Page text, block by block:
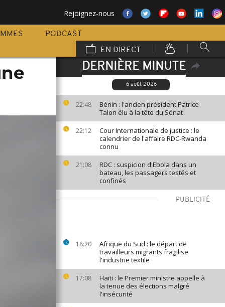
Rejoignez-nous
PODCAST
EN DIRECT
DERNIÈRE MINUTE
6 août 2026
22:48
Bénin : l'ancien président Patrice
Talon élu à la tête du Sénat
22:12
Cour Internationale de justice : le
calendrier de l'affaire RDC-Rwanda
connu
21:08
RDC : suspicion d'Ebola dans un
bateau, les passagers testés et
confinés
PUBLICITÉ
18:20
Afrique du Sud : le départ de
travailleurs migrants fragilise
l'industrie textile
17:08
Haïti : le Premier ministre appelle à
la tenue des élections malgré
l'insécurité